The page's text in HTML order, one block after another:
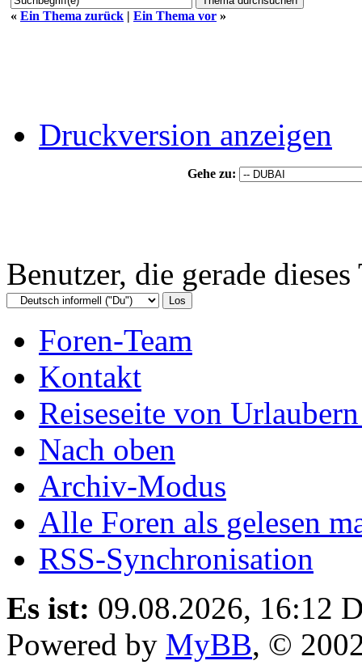
« Ein Thema zurück | Ein Thema vor »
Druckversion anzeigen
Gehe zu:
Benutzer, die gerade
Foren-Team
Kontakt
Reiseseite von
Nach oben
Archiv-Modus
Alle Foren als gelesen
RSS-Synchronisation
Es ist: 09.08.2026, 16:12
Powered by MyBB, ©